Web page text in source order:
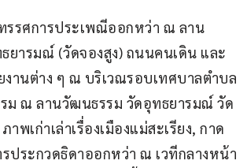
รรศการประเพณีออกหว่า ณ ลาน
ยารมณ์ (วัดจองสูง) ถนนคนเดิน และ
านต่าง ๆ ณ บริเวณรอบเทศบาลตำบล
รม ณ ลานวัฒนธรรม วัดอุทธยารมณ์ วัด
พเก่าเล่าเรื่องเมืองแม่สะเรียง, กาด
ประกวดธิดาออกหว่า ณ เวทีกลางหน้า